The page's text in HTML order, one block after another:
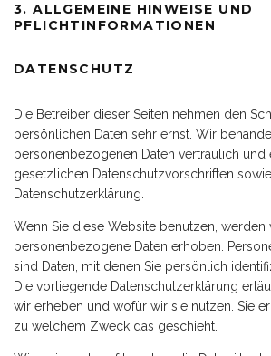
3. ALLGEMEINE HINWEISE UND
PFLICHTINFORMATIONEN
DATENSCHUTZ
Die Betreiber dieser Seiten nehmen den
persönlichen Daten sehr ernst. Wir
personenbezogenen Daten vertraulich und
gesetzlichen Datenschutzvorschriften
Datenschutzerklärung.
Wenn Sie diese Website benutzen, werden
personenbezogene Daten erhoben.
sind Daten, mit denen Sie persönlich
Die vorliegende Datenschutzerklärung
wir erheben und wofür wir sie nutzen. Sie
zu welchem Zweck das geschieht.